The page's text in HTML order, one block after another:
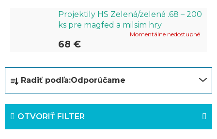
Projektily HS Zelená/zelená .68 – 200
ks pre magfed a milsim hry
Momentálne nedostupné
68 €
d
e
Radiť podľa:Odporúčame
OTVORIŤ FILTER